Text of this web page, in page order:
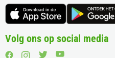
Volg ons op social media